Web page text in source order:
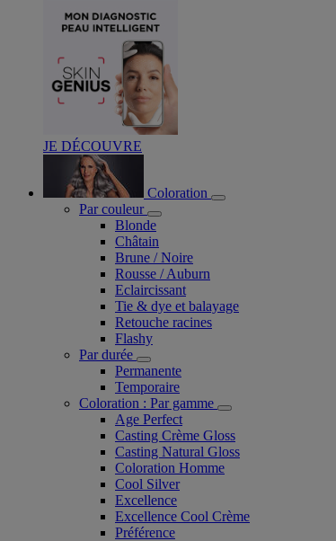
JE DÉCOUVRE
Coloration
Par couleur
Blonde
Châtain
Brune / Noire
Rousse / Auburn
Eclaircissant
Tie & dye et balayage
Retouche racines
Flashy
Par durée
Permanente
Temporaire
Coloration : Par gamme
Age Perfect
Casting Crème Gloss
Casting Natural Gloss
Coloration Homme
Cool Silver
Excellence
Excellence Cool Crème
Préférence